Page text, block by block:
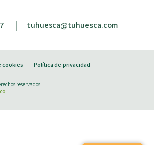
tuhuesca@tuhuesca.com
cookies Política de privacidad
reservados |